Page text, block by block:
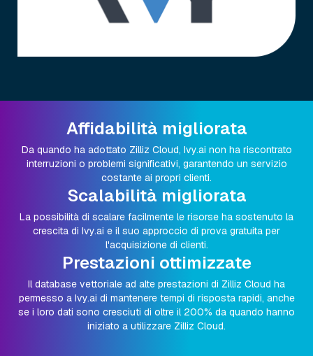
Affidabilità migliorata
Da quando ha adottato Zilliz Cloud, Ivy.ai non ha riscontrato
interruzioni o problemi significativi, garantendo un servizio
costante ai propri clienti.
Scalabilità migliorata
La possibilità di scalare facilmente le risorse ha sostenuto la
crescita di Ivy.ai e il suo approccio di prova gratuita per
l'acquisizione di clienti.
Prestazioni ottimizzate
Il database vettoriale ad alte prestazioni di Zilliz Cloud ha
permesso a Ivy.ai di mantenere tempi di risposta rapidi, anche
se i loro dati sono cresciuti di oltre il 200% da quando hanno
iniziato a utilizzare Zilliz Cloud.